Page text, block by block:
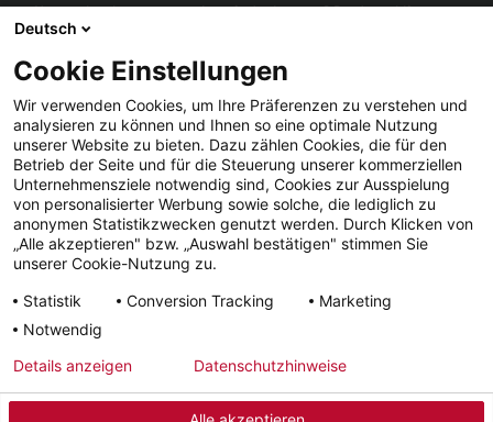
Vous recherchez un partenaire près de chez vous? Pas de problème
avec STIEBEL ELTRON.
Impressum CGV Confidentialité Délais de livraison
Facebook YouTube LinkedIn
Instagram
Deutsch
Cookie Einstellungen
Wir verwenden Cookies, um Ihre Präferenzen zu verstehen und
analysieren zu können und Ihnen so eine optimale Nutzung
unserer Website zu bieten. Dazu zählen Cookies, die für den
Betrieb der Seite und für die Steuerung unserer kommerziellen
Unternehmensziele notwendig sind, Cookies zur Ausspielung
von personalisierter Werbung sowie solche, die lediglich zu
anonymen Statistikzwecken genutzt werden. Durch Klicken von
„Alle akzeptieren" bzw. „Auswahl bestätigen" stimmen Sie
unserer Cookie-Nutzung zu.
Statistik
Conversion Tracking
Marketing
Notwendig
Details anzeigen Datenschutzhinweise